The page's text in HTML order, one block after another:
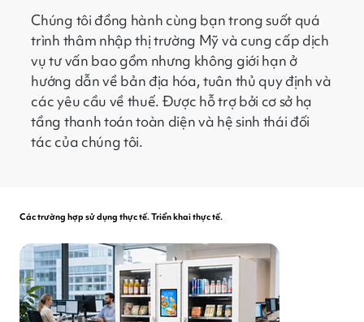
Chúng tôi đồng hành cùng bạn trong suốt quá
trình thâm nhập thị trường Mỹ và cung cấp dịch
vụ tư vấn bao gồm nhưng không giới hạn ở
hướng dẫn về bản địa hóa, tuân thủ quy định và
các yêu cầu về thuế. Được hỗ trợ bởi cơ sở hạ
tầng thanh toán toàn diện và hệ sinh thái đối
tác của chúng tôi.
Các trường hợp sử dụng thực tế. Triển khai thực tế.